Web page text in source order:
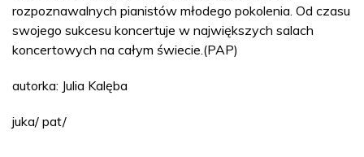
rozpoznawalnych pianistów młodego pokolenia. Od czasu
swojego sukcesu koncertuje w największych salach
koncertowych na całym świecie.(PAP)
autorka: Julia Kalęba
juka/ pat/